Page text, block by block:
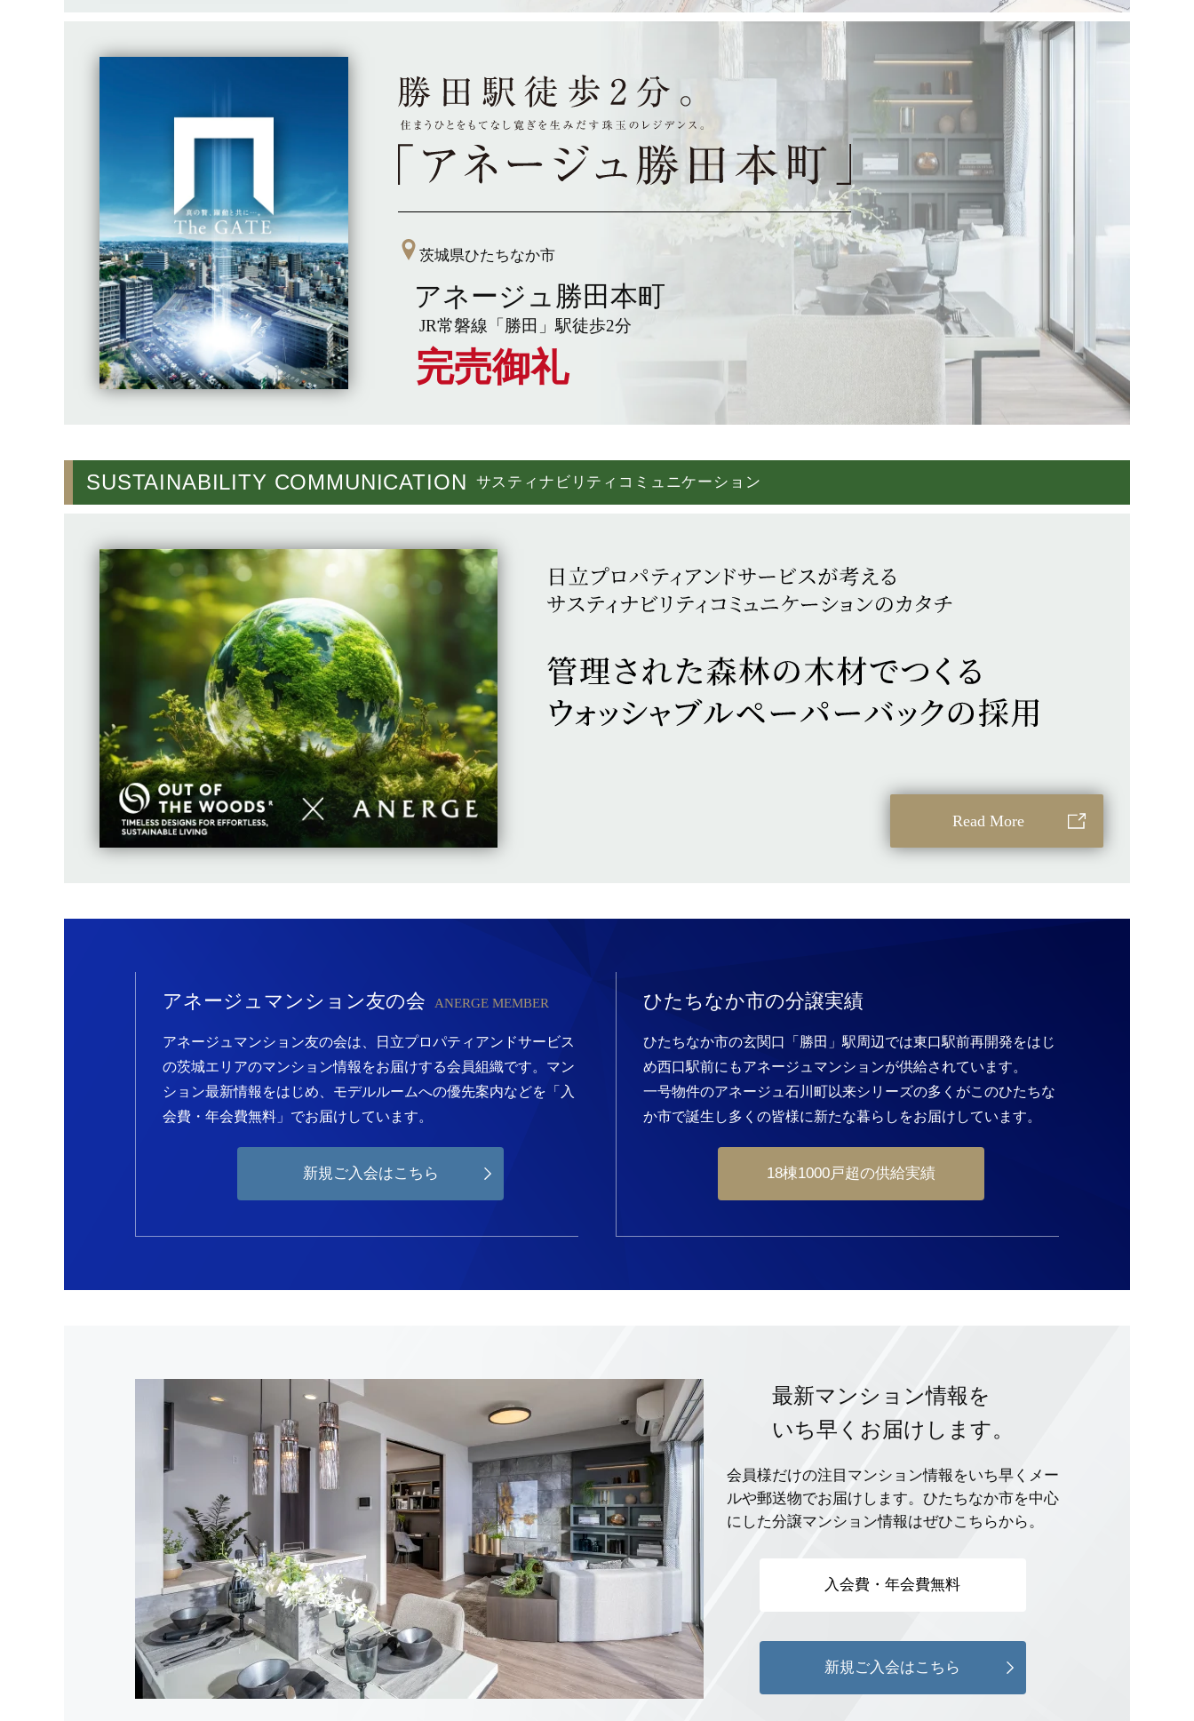
茨城県ひたちなか市
アネージュ勝田本町
JR常磐線「勝田」駅徒歩2分
完売御礼
SUSTAINABILITY COMMUNICATION サスティナビリティコミュニケーション
Read More
アネージュマンション友の会 ANERGE MEMBER
アネージュマンション友の会は、日立プロパティアンドサービス
の茨城エリアのマンション情報をお届けする会員組織です。マン
ション最新情報をはじめ、モデルルームへの優先案内などを「入
会費・年会費無料」でお届けしています。
新規ご入会はこちら
ひたちなか市の分譲実績
ひたちなか市の玄関口「勝田」駅周辺では東口駅前再開発をはじ
め西口駅前にもアネージュマンションが供給されています。
一号物件のアネージュ石川町以来シリーズの多くがこのひたちな
か市で誕生し多くの皆様に新たな暮らしをお届けしています。
18棟1000戸超の供給実績
最新マンション情報を
いち早くお届けします。
会員様だけの注目マンション情報をいち早くメー
ルや郵送物でお届けします。ひたちなか市を中心
にした分譲マンション情報はぜひこちらから。
入会費・年会費無料
新規ご入会はこちら